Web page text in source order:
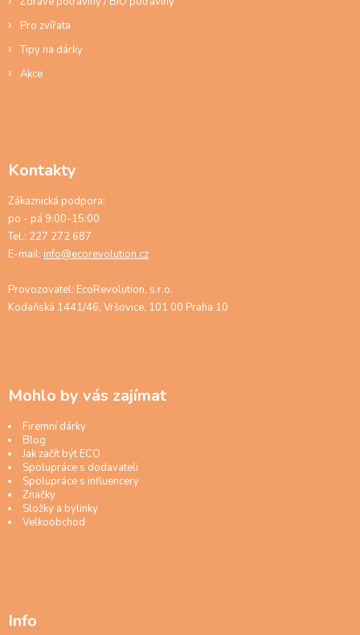
Pro zvířata
Tipy na dárky
Akce
Kontakty
Zákaznická podpora:
po - pá 9:00-15:00
Tel.: 227 272 687
E-mail: info@ecorevolution.cz
Provozovatel: EcoRevolution, s.r.o.
Kodaňská 1441/46, Vršovice, 101 00 Praha 10
Mohlo by vás zajímat
Firemní dárky
Blog
Jak začít být ECO
Spolupráce s dodavateli
Spolupráce s influencery
Značky
Složky a bylinky
Velkoobchod
Info